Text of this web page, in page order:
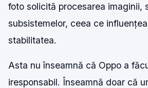
foto solicită procesarea imaginii,
subsistemelor, ceea ce
stabilitatea.
Asta nu înseamnă că Oppo a
iresponsabil. Înseamnă doar că